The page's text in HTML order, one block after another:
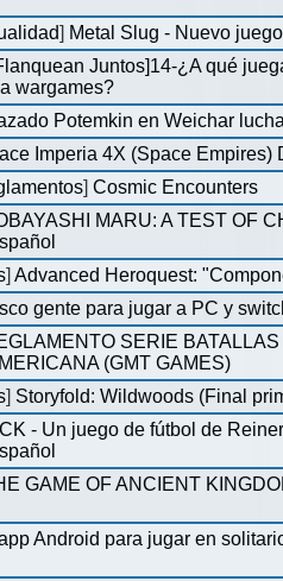
] Metal Slug - Nuevo
Juntos]14-¿A qué
wargames?
Potemkin en Weichar
Imperia 4X (Space Empires)
]Cosmic Encounters
MARU: A TEST OF
]Advanced Heroquest:
gente para jugar a PC y
SERIE
(GMT GAMES)
] Storyfold: Wildwoods (Final
- Un juego de fútbol de
GAME OF ANCIENT
Android para jugar en